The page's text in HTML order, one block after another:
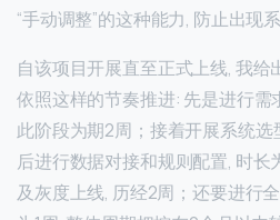
“手动调整”的这种能力, 防止出现
自该项目开展直至正式上线, 我给
依照这样的节奏推进: 先是进行需
此阶段为期2周；接着开展系统选
后进行数据对接和规则配置, 时
及灰度上线, 历经2周；还要进行
联系我们
我们的团队会尽快回复。